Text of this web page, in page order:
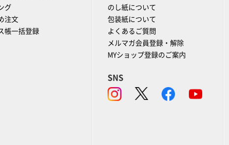
グ
注文
帳一括登録
のし紙について
包装紙について
よくあるご質問
メルマガ会員登録・解除
MYショップ登録のご案内
SNS